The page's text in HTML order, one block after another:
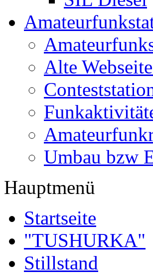
Alte
Umbau bzw
Hauptmenü
Startseite
"TUSHURKA"
Stillstand